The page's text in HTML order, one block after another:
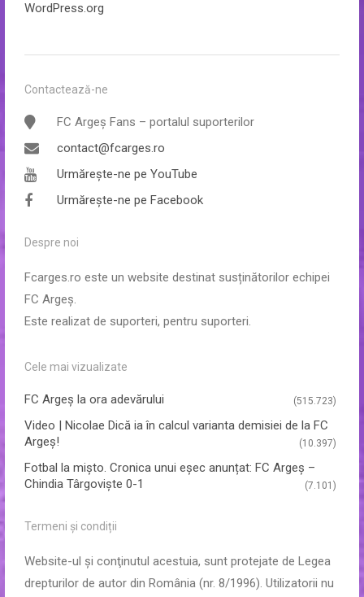
WordPress.org
Contactează-ne
FC Argeș Fans – portalul suporterilor
contact@fcarges.ro
Urmărește-ne pe YouTube
Urmărește-ne pe Facebook
Despre noi
Fcarges.ro este un website destinat susținătorilor echipei
FC Argeș.
Este realizat de suporteri, pentru suporteri.
Cele mai vizualizate
FC Argeş la ora adevărului (515.723)
Video | Nicolae Dică ia în calcul varianta demisiei de la FC
Argeș!
(10.397)
Fotbal la mișto. Cronica unui eșec anunțat: FC Argeș –
Chindia Târgoviște 0-1
(7.101)
Termeni și condiții
Website-ul şi conţinutul acestuia, sunt protejate de Legea
drepturilor de autor din România (nr. 8/1996). Utilizatorii nu